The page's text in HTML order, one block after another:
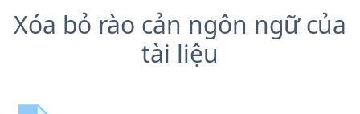
Xóa bỏ rào cản ngôn ngữ của
tài liệu